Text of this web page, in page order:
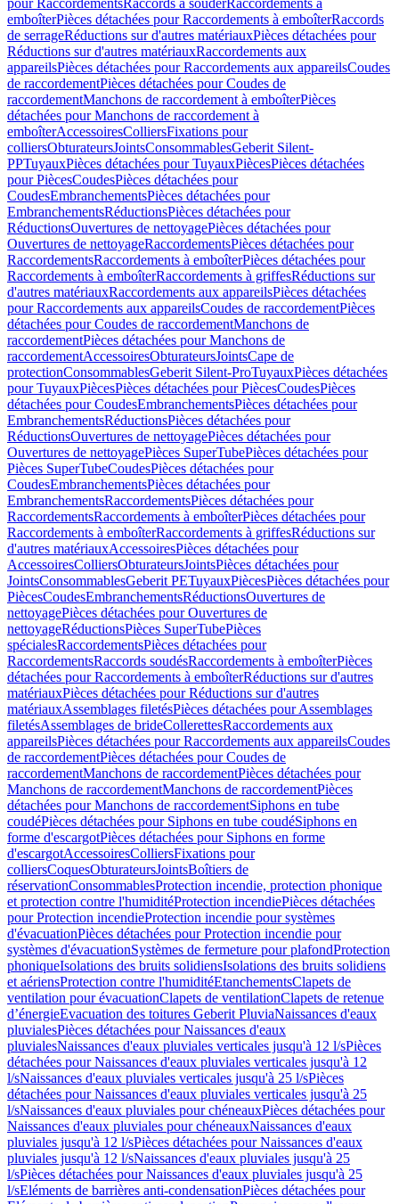
pour RaccordementsRaccords à souderRaccordements à
emboîterPièces détachées pour Raccordements à emboîterRaccords
de serrageRéductions sur d'autres matériauxPièces détachées pour
Réductions sur d'autres matériauxRaccordements aux
appareilsPièces détachées pour Raccordements aux appareilsCoudes
de raccordementPièces détachées pour Coudes de
raccordementManchons de raccordement à emboîterPièces
détachées pour Manchons de raccordement à
emboîterAccessoiresColliersFixations pour
colliersObturateursJointsConsommablesGeberit Silent-
PPTuyauxPièces détachées pour TuyauxPiècesPièces détachées
pour PiècesCoudesPièces détachées pour
CoudesEmbranchementsPièces détachées pour
EmbranchementsRéductionsPièces détachées pour
RéductionsOuvertures de nettoyagePièces détachées pour
Ouvertures de nettoyageRaccordementsPièces détachées pour
RaccordementsRaccordements à emboîterPièces détachées pour
Raccordements à emboîterRaccordements à griffesRéductions sur
d'autres matériauxRaccordements aux appareilsPièces détachées
pour Raccordements aux appareilsCoudes de raccordementPièces
détachées pour Coudes de raccordementManchons de
raccordementPièces détachées pour Manchons de
raccordementAccessoiresObturateursJointsCape de
protectionConsommablesGeberit Silent-ProTuyauxPièces détachées
pour TuyauxPiècesPièces détachées pour PiècesCoudesPièces
détachées pour CoudesEmbranchementsPièces détachées pour
EmbranchementsRéductionsPièces détachées pour
RéductionsOuvertures de nettoyagePièces détachées pour
Ouvertures de nettoyagePièces SuperTubePièces détachées pour
Pièces SuperTubeCoudesPièces détachées pour
CoudesEmbranchementsPièces détachées pour
EmbranchementsRaccordementsPièces détachées pour
RaccordementsRaccordements à emboîterPièces détachées pour
Raccordements à emboîterRaccordements à griffesRéductions sur
d'autres matériauxAccessoiresPièces détachées pour
AccessoiresColliersObturateursJointsPièces détachées pour
JointsConsommablesGeberit PETuyauxPiècesPièces détachées pour
PiècesCoudesEmbranchementsRéductionsOuvertures de
nettoyagePièces détachées pour Ouvertures de
nettoyageRéductionsPièces SuperTubePièces
spécialesRaccordementsPièces détachées pour
RaccordementsRaccords soudésRaccordements à emboîterPièces
détachées pour Raccordements à emboîterRéductions sur d'autres
matériauxPièces détachées pour Réductions sur d'autres
matériauxAssemblages filetésPièces détachées pour Assemblages
filetésAssemblages de brideCollerettesRaccordements aux
appareilsPièces détachées pour Raccordements aux appareilsCoudes
de raccordementPièces détachées pour Coudes de
raccordementManchons de raccordementPièces détachées pour
Manchons de raccordementManchons de raccordementPièces
détachées pour Manchons de raccordementSiphons en tube
coudéPièces détachées pour Siphons en tube coudéSiphons en
forme d'escargotPièces détachées pour Siphons en forme
d'escargotAccessoiresColliersFixations pour
colliersCoquesObturateursJointsBoîtiers de
réservationConsommablesProtection incendie, protection phonique
et protection contre l'humiditéProtection incendiePièces détachées
pour Protection incendieProtection incendie pour systèmes
d'évacuationPièces détachées pour Protection incendie pour
systèmes d'évacuationSystèmes de fermeture pour plafondProtection
phoniqueIsolations des bruits solidiensIsolations des bruits solidiens
et aériensProtection contre l'humiditéEtanchementsClapets de
ventilation pour évacuationClapets de ventilationClapets de retenue
d’énergieEvacuation des toitures Geberit PluviaNaissances d'eaux
pluvialesPièces détachées pour Naissances d'eaux
pluvialesNaissances d'eaux pluviales verticales jusqu'à 12 l/sPièces
détachées pour Naissances d'eaux pluviales verticales jusqu'à 12
l/sNaissances d'eaux pluviales verticales jusqu'à 25 l/sPièces
détachées pour Naissances d'eaux pluviales verticales jusqu'à 25
l/sNaissances d'eaux pluviales pour chéneauxPièces détachées pour
Naissances d'eaux pluviales pour chéneauxNaissances d'eaux
pluviales jusqu'à 12 l/sPièces détachées pour Naissances d'eaux
pluviales jusqu'à 12 l/sNaissances d'eaux pluviales jusqu'à 25
l/sPièces détachées pour Naissances d'eaux pluviales jusqu'à 25
l/sEléments de barrières anti-condensationPièces détachées pour